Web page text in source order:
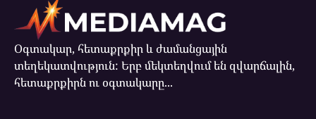
Օգտակար, հետաքրքիր և ժամանցային
տեղեկատվություն: Երբ մեկտեղվում են զվարճալին,
հետաքրքիրն ու օգտակարը...